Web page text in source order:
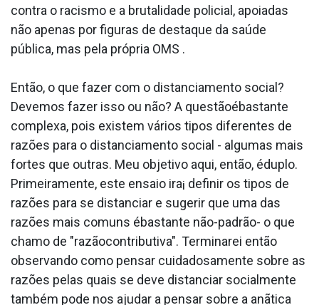
contra o racismo e a brutalidade policial, apoiadas
não apenas por figuras de destaque da saúde
pública, mas pela própria OMS .
Então, o que fazer com o distanciamento social?
Devemos fazer isso ou não? A questãoébastante
complexa, pois existem vários tipos diferentes de
razões para o distanciamento social - algumas mais
fortes que outras. Meu objetivo aqui, então, éduplo.
Primeiramente, este ensaio ira¡ definir os tipos de
razões para se distanciar e sugerir que uma das
razões mais comuns ébastante não-padrão- o que
chamo de "razãocontributiva". Terminarei então
observando como pensar cuidadosamente sobre as
razões pelas quais se deve distanciar socialmente
também pode nos ajudar a pensar sobre a anãtica